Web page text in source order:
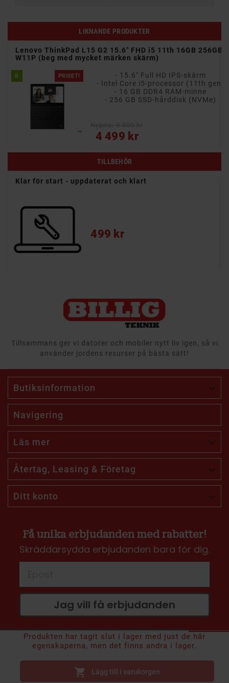
3 699 kr Nypris:21 000 kr
Inkl. moms
Produkten har tagit slut i lager med just de här
egenskaperna, men det finns andra i lager.
 Lägg till i varukorgen
LIKNANDE PRODUKTER
Lenovo ThinkPad L15 G2 15.6" FHD i5 11th 16GB 256GB
W11P (beg med mycket märken skärm)
PRISET!
B
- 15.6" Full HD IPS-skärm
- Intel Core i5-processor (11th gen)
- 16 GB DDR4 RAM-minne
- 256 GB SSD-hårddisk (NVMe)
4 499 kr
Pris
TILLBEHÖR
Klar för start - uppdaterat och klart
499 kr
Pris
Tillsammans ger vi datorer och mobiler nytt liv igen, så vi
använder jordens resurser på bästa sätt!
Butiksinformation 
Navigering
Läs mer 
Återtag, Leasing & Företag 
Ditt konto 
Få unika erbjudanden med rabatter!
Skräddarsydda erbjudanden bara för dig.
Jag vill få erbjudanden